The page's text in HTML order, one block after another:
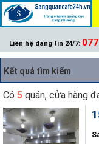
Liên hệ đăng tin 24/7:
Kết quả tìm kiếm
Có 5quán, cửa hàng